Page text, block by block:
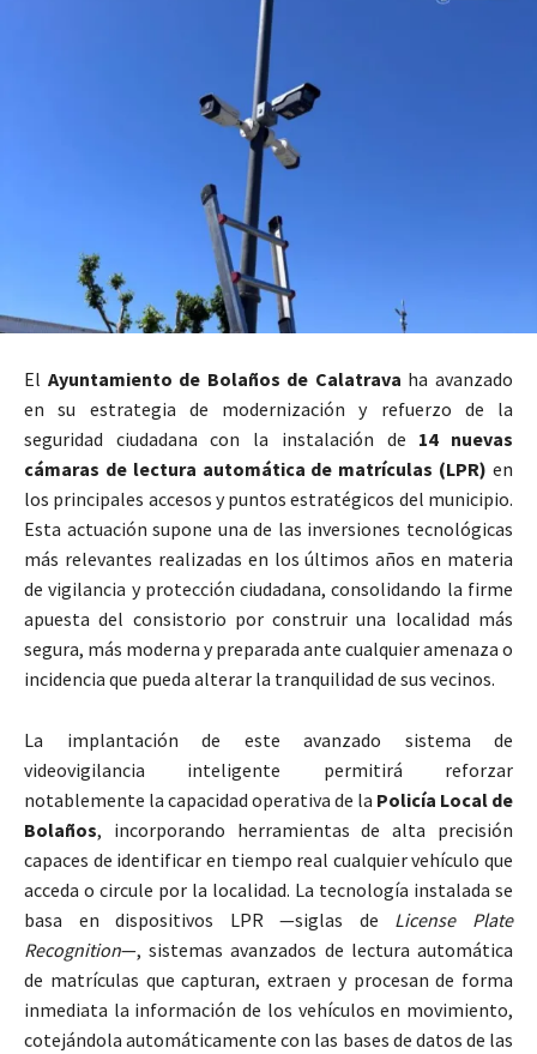
El Ayuntamiento de Bolaños de Calatrava ha avanzado
en su estrategia de modernización y refuerzo de la
seguridad ciudadana con la instalación de 14 nuevas
cámaras de lectura automática de matrículas (LPR) en
los principales accesos y puntos estratégicos del municipio.
Esta actuación supone una de las inversiones tecnológicas
más relevantes realizadas en los últimos años en materia
de vigilancia y protección ciudadana, consolidando la firme
apuesta del consistorio por construir una localidad más
segura, más moderna y preparada ante cualquier amenaza o
incidencia que pueda alterar la tranquilidad de sus vecinos.
La implantación de este avanzado sistema de
videovigilancia inteligente permitirá reforzar
notablemente la capacidad operativa de la Policía Local de
Bolaños, incorporando herramientas de alta precisión
capaces de identificar en tiempo real cualquier vehículo que
acceda o circule por la localidad. La tecnología instalada se
basa en dispositivos LPR —siglas de License Plate
Recognition—, sistemas avanzados de lectura automática
de matrículas que capturan, extraen y procesan de forma
inmediata la información de los vehículos en movimiento,
cotejándola automáticamente con las bases de datos de las